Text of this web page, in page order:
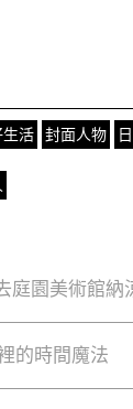
生活 封面人物
庭園美術館納
的時間魔法